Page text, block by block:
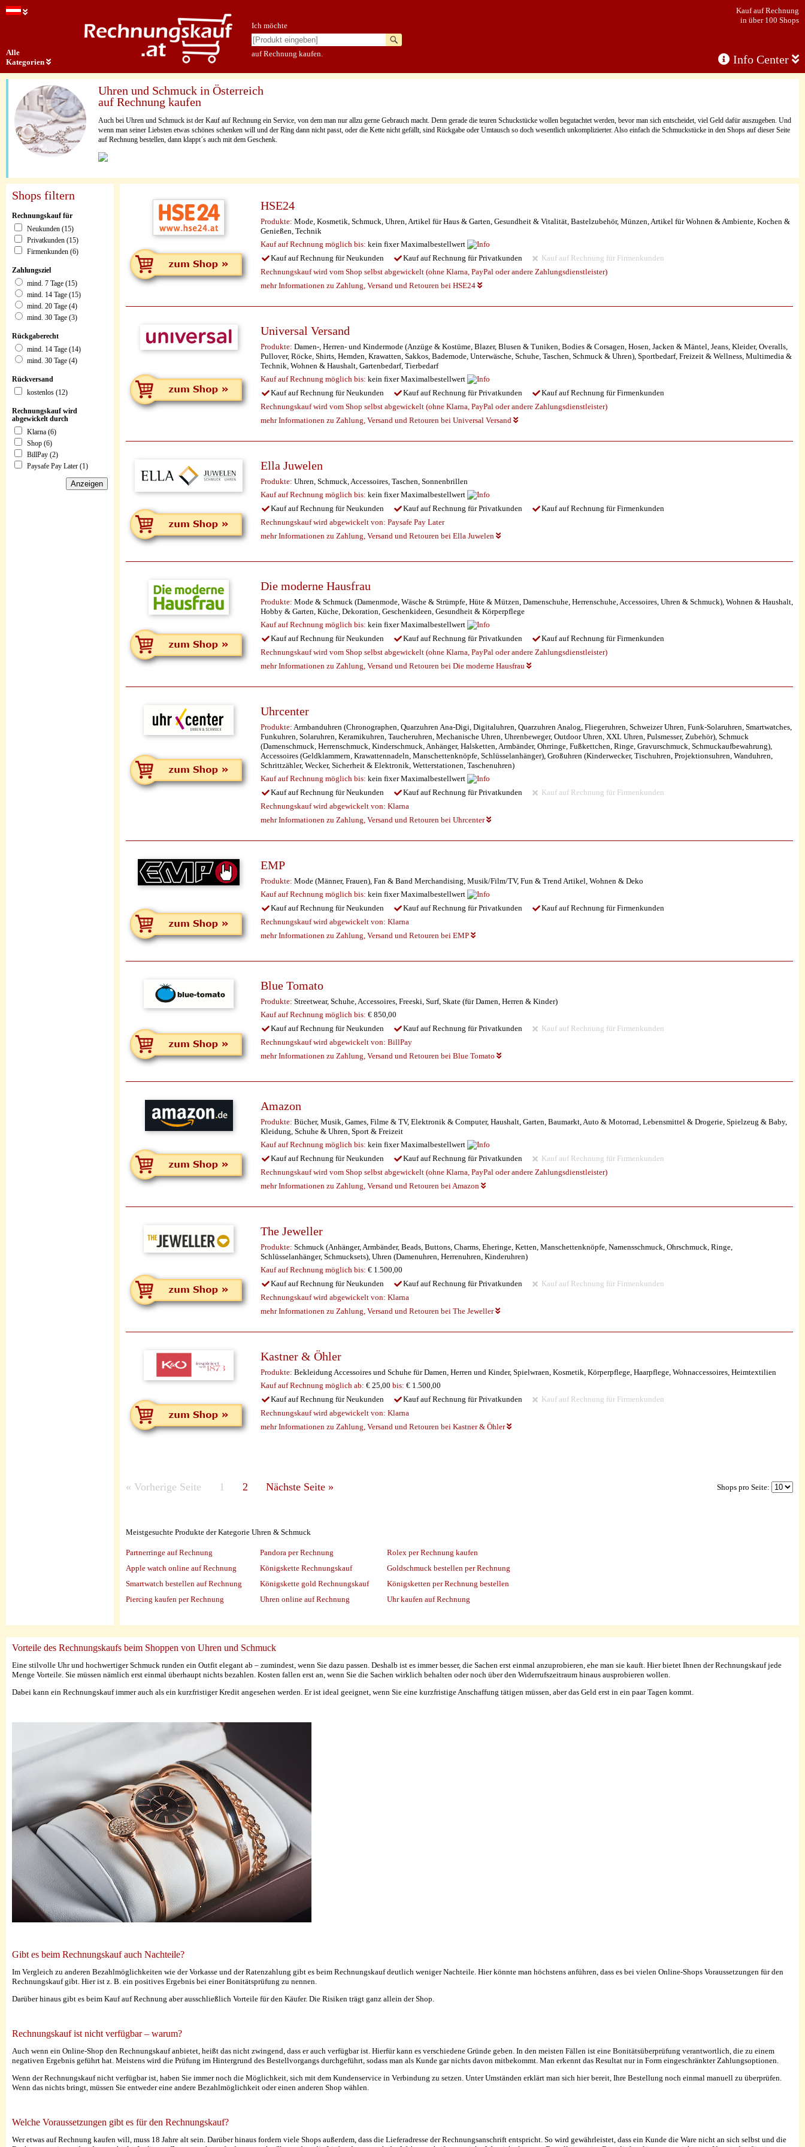
Alle
Kategorien
Ich möchte
auf Rechnung kaufen. Info Center
Kauf auf Rechnung
in über 100 Shops
Uhren und Schmuck in Österreich
auf Rechnung kaufen
Auch bei Uhren und Schmuck ist der Kauf auf Rechnung ein Service, von dem man nur allzu gerne Gebrauch macht. Denn gerade die teuren Schuckstücke wollen begutachtet werden, bevor man sich entscheidet, viel Geld dafür auszugeben. Und
wenn man seiner Liebsten etwas schönes schenken will und der Ring dann nicht passt, oder die Kette nicht gefällt, sind Rückgabe oder Umtausch so doch wesentlich unkomplizierter. Also einfach die Schmuckstücke in den Shops auf dieser Seite
auf Rechnung bestellen, dann klappt´s auch mit dem Geschenk.
Shops filtern
Rechnungskauf für
Neukunden (15)
Privatkunden (15)
Firmenkunden (6)
Zahlungsziel
mind. 7 Tage (15)
mind. 14 Tage (15)
mind. 20 Tage (4)
mind. 30 Tage (3)
Rückgaberecht
mind. 14 Tage (14)
mind. 30 Tage (4)
Rückversand
kostenlos (12)
Rechnungskauf wird
abgewickelt durch
Klarna (6)
Shop (6)
BillPay (2)
Paysafe Pay Later (1)
HSE24
Produkte: Mode, Kosmetik, Schmuck, Uhren, Artikel für Haus & Garten, Gesundheit & Vitalität, Bastelzubehör, Münzen, Artikel für Wohnen & Ambiente, Kochen &
Genießen, Technik
Kauf auf Rechnung möglich bis: kein fixer Maximalbestellwert
Kauf auf Rechnung für Neukunden
Kauf auf Rechnung für Privatkunden
Kauf auf Rechnung für Firmenkunden
Rechnungskauf wird vom Shop selbst abgewickelt (ohne Klarna, PayPal oder andere Zahlungsdienstleister)
mehr Informationen zu Zahlung, Versand und Retouren bei HSE24
Universal Versand
Produkte: Damen-, Herren- und Kindermode (Anzüge & Kostüme, Blazer, Blusen & Tuniken, Bodies & Corsagen, Hosen, Jacken & Mäntel, Jeans, Kleider, Overalls,
Pullover, Röcke, Shirts, Hemden, Krawatten, Sakkos, Bademode, Unterwäsche, Schuhe, Taschen, Schmuck & Uhren), Sportbedarf, Freizeit & Wellness, Multimedia &
Technik, Wohnen & Haushalt, Gartenbedarf, Tierbedarf
Kauf auf Rechnung möglich bis: kein fixer Maximalbestellwert
Kauf auf Rechnung für Neukunden
Kauf auf Rechnung für Privatkunden
Kauf auf Rechnung für Firmenkunden
Rechnungskauf wird vom Shop selbst abgewickelt (ohne Klarna, PayPal oder andere Zahlungsdienstleister)
mehr Informationen zu Zahlung, Versand und Retouren bei Universal Versand
Ella Juwelen
Produkte: Uhren, Schmuck, Accessoires, Taschen, Sonnenbrillen
Kauf auf Rechnung möglich bis: kein fixer Maximalbestellwert
Kauf auf Rechnung für Neukunden
Kauf auf Rechnung für Privatkunden
Kauf auf Rechnung für Firmenkunden
Rechnungskauf wird abgewickelt von: Paysafe Pay Later
mehr Informationen zu Zahlung, Versand und Retouren bei Ella Juwelen
Die moderne Hausfrau
Produkte: Mode & Schmuck (Damenmode, Wäsche & Strümpfe, Hüte & Mützen, Damenschuhe, Herrenschuhe, Accessoires, Uhren & Schmuck), Wohnen & Haushalt,
Hobby & Garten, Küche, Dekoration, Geschenkideen, Gesundheit & Körperpflege
Kauf auf Rechnung möglich bis: kein fixer Maximalbestellwert
Kauf auf Rechnung für Neukunden
Kauf auf Rechnung für Privatkunden
Kauf auf Rechnung für Firmenkunden
Rechnungskauf wird vom Shop selbst abgewickelt (ohne Klarna, PayPal oder andere Zahlungsdienstleister)
mehr Informationen zu Zahlung, Versand und Retouren bei Die moderne Hausfrau
Uhrcenter
Produkte: Armbanduhren (Chronographen, Quarzuhren Ana-Digi, Digitaluhren, Quarzuhren Analog, Fliegeruhren, Schweizer Uhren, Funk-Solaruhren, Smartwatches,
Funkuhren, Solaruhren, Keramikuhren, Taucheruhren, Mechanische Uhren, Uhrenbeweger, Outdoor Uhren, XXL Uhren, Pulsmesser, Zubehör), Schmuck
(Damenschmuck, Herrenschmuck, Kinderschmuck, Anhänger, Halsketten, Armbänder, Ohrringe, Fußkettchen, Ringe, Gravurschmuck, Schmuckaufbewahrung),
Accessoires (Geldklammern, Krawattennadeln, Manschettenknöpfe, Schlüsselanhänger), Großuhren (Kinderwecker, Tischuhren, Projektionsuhren, Wanduhren,
Schrittzähler, Wecker, Sicherheit & Elektronik, Wetterstationen, Taschenuhren)
Kauf auf Rechnung möglich bis: kein fixer Maximalbestellwert
Kauf auf Rechnung für Neukunden
Kauf auf Rechnung für Privatkunden
Kauf auf Rechnung für Firmenkunden
Rechnungskauf wird abgewickelt von: Klarna
mehr Informationen zu Zahlung, Versand und Retouren bei Uhrcenter
EMP
Produkte: Mode (Männer, Frauen), Fan & Band Merchandising, Musik/Film/TV, Fun & Trend Artikel, Wohnen & Deko
Kauf auf Rechnung möglich bis: kein fixer Maximalbestellwert
Kauf auf Rechnung für Neukunden
Kauf auf Rechnung für Privatkunden
Kauf auf Rechnung für Firmenkunden
Rechnungskauf wird abgewickelt von: Klarna
mehr Informationen zu Zahlung, Versand und Retouren bei EMP
Blue Tomato
Produkte: Streetwear, Schuhe, Accessoires, Freeski, Surf, Skate (für Damen, Herren & Kinder)
Kauf auf Rechnung möglich bis: € 850,00
Kauf auf Rechnung für Neukunden
Kauf auf Rechnung für Privatkunden
Kauf auf Rechnung für Firmenkunden
Rechnungskauf wird abgewickelt von: BillPay
mehr Informationen zu Zahlung, Versand und Retouren bei Blue Tomato
Amazon
Produkte: Bücher, Musik, Games, Filme & TV, Elektronik & Computer, Haushalt, Garten, Baumarkt, Auto & Motorrad, Lebensmittel & Drogerie, Spielzeug & Baby,
Kleidung, Schuhe & Uhren, Sport & Freizeit
Kauf auf Rechnung möglich bis: kein fixer Maximalbestellwert
Kauf auf Rechnung für Neukunden
Kauf auf Rechnung für Privatkunden
Kauf auf Rechnung für Firmenkunden
Rechnungskauf wird vom Shop selbst abgewickelt (ohne Klarna, PayPal oder andere Zahlungsdienstleister)
mehr Informationen zu Zahlung, Versand und Retouren bei Amazon
The Jeweller
Produkte: Schmuck (Anhänger, Armbänder, Beads, Buttons, Charms, Eheringe, Ketten, Manschettenknöpfe, Namensschmuck, Ohrschmuck, Ringe,
Schlüsselanhänger, Schmucksets), Uhren (Damenuhren, Herrenuhren, Kinderuhren)
Kauf auf Rechnung möglich bis: € 1.500,00
Kauf auf Rechnung für Neukunden
Kauf auf Rechnung für Privatkunden
Kauf auf Rechnung für Firmenkunden
Rechnungskauf wird abgewickelt von: Klarna
mehr Informationen zu Zahlung, Versand und Retouren bei The Jeweller
Kastner & Öhler
Produkte: Bekleidung Accessoires und Schuhe für Damen, Herren und Kinder, Spielwraen, Kosmetik, Körperpflege, Haarpflege, Wohnaccessoires, Heimtextilien
Kauf auf Rechnung möglich ab: € 25,00 bis: € 1.500,00
Kauf auf Rechnung für Neukunden
Kauf auf Rechnung für Privatkunden
Kauf auf Rechnung für Firmenkunden
Rechnungskauf wird abgewickelt von: Klarna
mehr Informationen zu Zahlung, Versand und Retouren bei Kastner & Öhler
« Vorherige Seite 1 2 Nächste Seite » Shops pro Seite:
Meistgesuchte Produkte der Kategorie Uhren & Schmuck
Partnerringe auf Rechnung
Apple watch online auf Rechnung
Smartwatch bestellen auf Rechnung
Piercing kaufen per Rechnung
Pandora per Rechnung
Königskette Rechnungskauf
Königskette gold Rechnungskauf
Uhren online auf Rechnung
Rolex per Rechnung kaufen
Goldschmuck bestellen per Rechnung
Königsketten per Rechnung bestellen
Uhr kaufen auf Rechnung
Vorteile des Rechnungskaufs beim Shoppen von Uhren und Schmuck
Eine stilvolle Uhr und hochwertiger Schmuck runden ein Outfit elegant ab – zumindest, wenn Sie dazu passen. Deshalb ist es immer besser, die Sachen erst einmal anzuprobieren, ehe man sie kauft. Hier bietet Ihnen der Rechnungskauf jede
Menge Vorteile. Sie müssen nämlich erst einmal überhaupt nichts bezahlen. Kosten fallen erst an, wenn Sie die Sachen wirklich behalten oder noch über den Widerrufszeitraum hinaus ausprobieren wollen.
Dabei kann ein Rechnungskauf immer auch als ein kurzfristiger Kredit angesehen werden. Er ist ideal geeignet, wenn Sie eine kurzfristige Anschaffung tätigen müssen, aber das Geld erst in ein paar Tagen kommt.
Gibt es beim Rechnungskauf auch Nachteile?
Im Vergleich zu anderen Bezahlmöglichkeiten wie der Vorkasse und der Ratenzahlung gibt es beim Rechnungskauf deutlich weniger Nachteile. Hier könnte man höchstens anführen, dass es bei vielen Online-Shops Voraussetzungen für den
Rechnungskauf gibt. Hier ist z. B. ein positives Ergebnis bei einer Bonitätsprüfung zu nennen.
Darüber hinaus gibt es beim Kauf auf Rechnung aber ausschließlich Vorteile für den Käufer. Die Risiken trägt ganz allein der Shop.
Rechnungskauf ist nicht verfügbar – warum?
Auch wenn ein Online-Shop den Rechnungskauf anbietet, heißt das nicht zwingend, dass er auch verfügbar ist. Hierfür kann es verschiedene Gründe geben. In den meisten Fällen ist eine Bonitätsüberprüfung verantwortlich, die zu einem
negativen Ergebnis geführt hat. Meistens wird die Prüfung im Hintergrund des Bestellvorgangs durchgeführt, sodass man als Kunde gar nichts davon mitbekommt. Man erkennt das Resultat nur in Form eingeschränkter Zahlungsoptionen.
Wenn der Rechnungskauf nicht verfügbar ist, haben Sie immer noch die Möglichkeit, sich mit dem Kundenservice in Verbindung zu setzen. Unter Umständen erklärt man sich hier bereit, Ihre Bestellung noch einmal manuell zu überprüfen.
Wenn das nichts bringt, müssen Sie entweder eine andere Bezahlmöglichkeit oder einen anderen Shop wählen.
Welche Voraussetzungen gibt es für den Rechnungskauf?
Wer etwas auf Rechnung kaufen will, muss 18 Jahre alt sein. Darüber hinaus fordern viele Shops außerdem, dass die Lieferadresse der Rechnungsanschrift entspricht. So wird gewährleistet, dass ein Kunde die Ware nicht an sich selbst und die